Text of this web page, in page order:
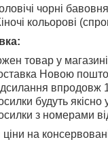
чорні
кольорові
товар у
Новою
впродовж
будуть якісно
з номерами
ціни на